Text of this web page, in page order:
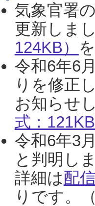
気象官署
更新しま
124KB）
令和6年6
りを修正
お知らせ
式：121KB
令和6年3
と判明し
詳細は配
りです。